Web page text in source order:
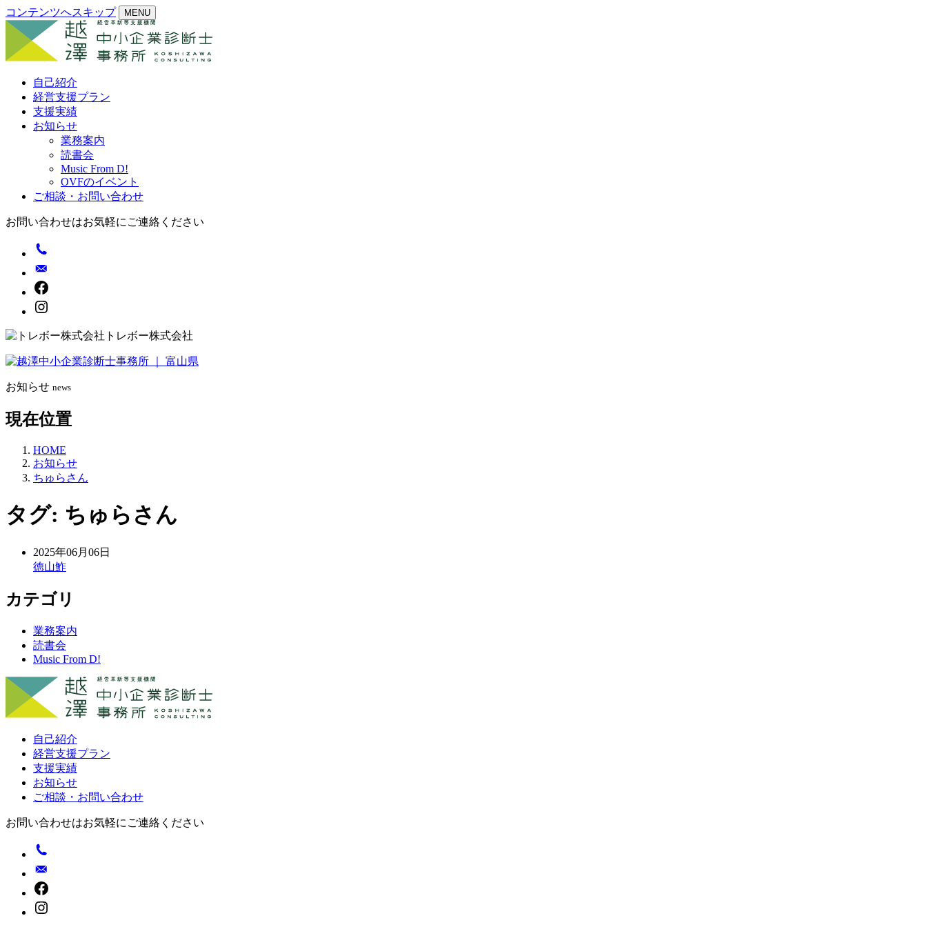
コンテンツへスキップ MENU
自己紹介
経営支援プラン
支援実績
お知らせ
業務案内
読書会
Music From D!
OVFのイベント
ご相談・お問い合わせ
お問い合わせはお気軽にご連絡ください
トレボー株式会社
お知らせ news
現在位置
HOME
お知らせ
ちゅらさん
タグ: ちゅらさん
2025年06月06日
徳山鮓
カテゴリ
業務案内
読書会
Music From D!
自己紹介
経営支援プラン
支援実績
お知らせ
ご相談・お問い合わせ
お問い合わせはお気軽にご連絡ください